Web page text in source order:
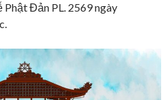
Đản PL. 2569 ngày